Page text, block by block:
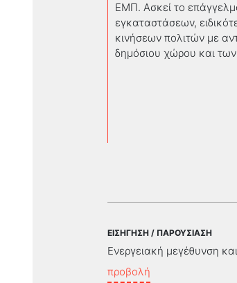
ΕΜΠ. Ασκεί το
εγκαταστάσεων,
κινήσεων πολιτών με
δημόσιου χώρου και
ΕΙΣΗΓΗΣΗ / ΠΑΡΟΥΣΙΑΣΗ
Ενεργειακή μεγέθυνση
προβολή